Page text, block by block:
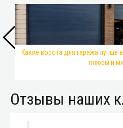
Какие ворота для гаража лучше
плюсы и
Отзывы наших